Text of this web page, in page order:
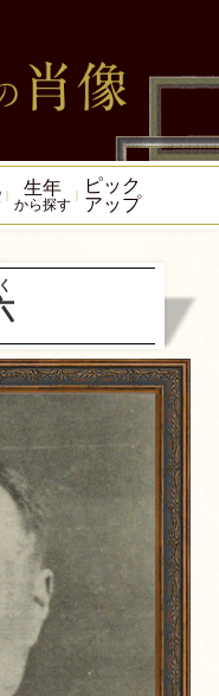
生年
から探す
ピック
アップ